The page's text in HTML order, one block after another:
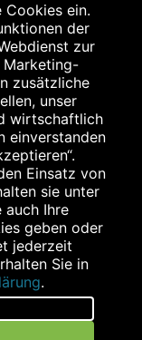
reicht. Für Druck-
und fragen
der Hersteller. Der
Preis für rezeptfreie
verbindlichen
(z.B. bei Kindern
im Falle einer
vor Abzug eines
V.
Cookies ein.
der
zur
Marketing-
zusätzliche
unser
wirtschaftlich
einverstanden
Einsatz von
sie unter
auch Ihre
geben oder
jederzeit
Sie in
.